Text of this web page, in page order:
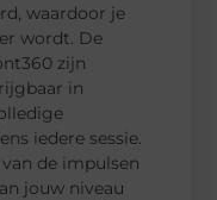
waardoor je
wordt. De
zijn
in
iedere sessie.
de impulsen
jouw niveau